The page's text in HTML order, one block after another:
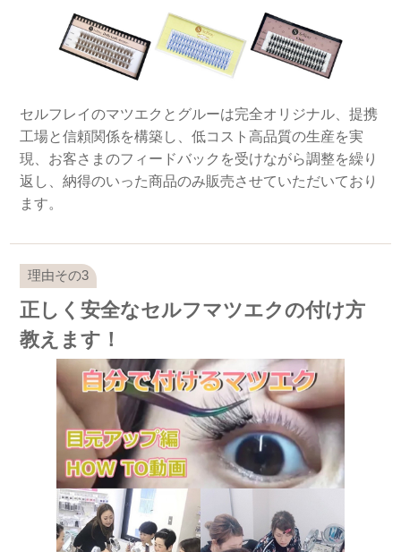
セルフレイのマツエクとグルーは完全オリジナル、提携
工場と信頼関係を構築し、低コスト高品質の生産を実
現、お客さまのフィードバックを受けながら調整を繰り
返し、納得のいった商品のみ販売させていただいており
ます。
正しく安全なセルフマツエクの付け方
教えます！